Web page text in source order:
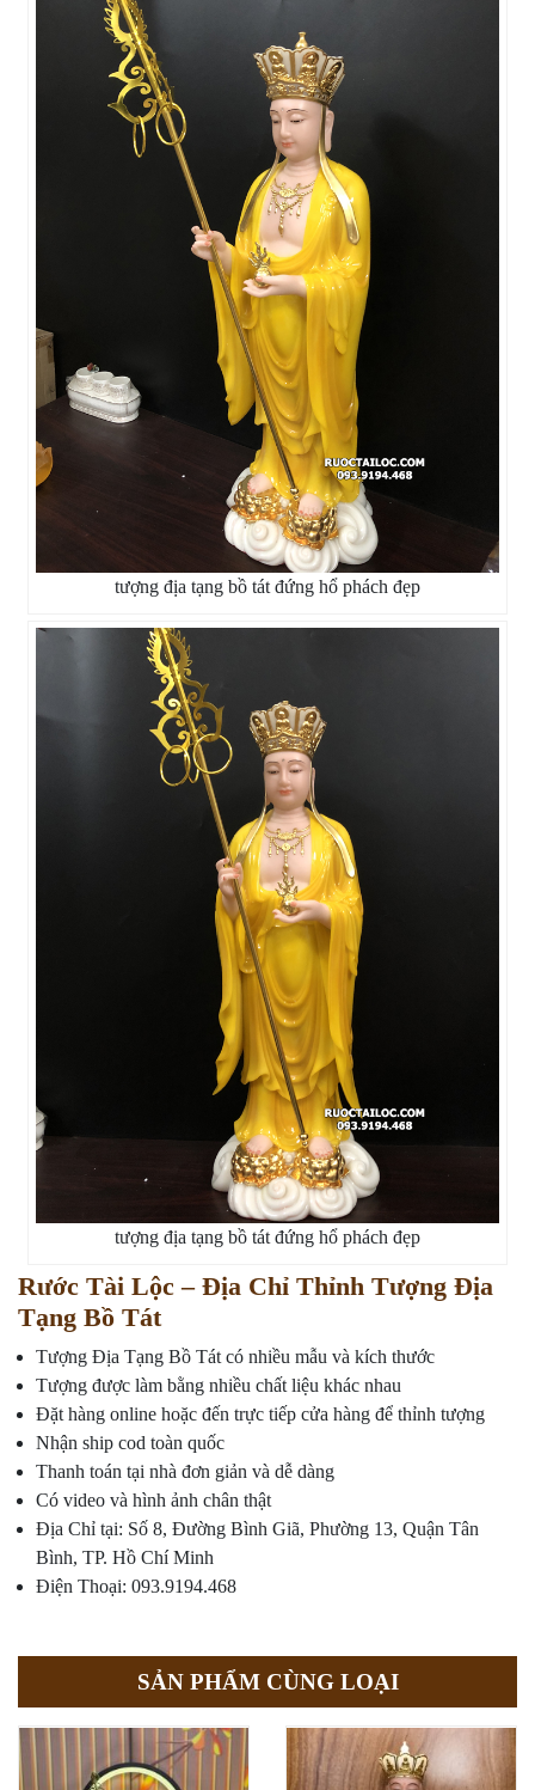
tượng địa tạng bồ tát đứng hổ phách đẹp
tượng địa tạng bồ tát đứng hổ phách đẹp
Rước Tài Lộc – Địa Chỉ Thỉnh Tượng Địa
Tạng Bồ Tát
Tượng Địa Tạng Bồ Tát có nhiều mẫu và kích thước
Tượng được làm bằng nhiều chất liệu khác nhau
Đặt hàng online hoặc đến trực tiếp cửa hàng để thỉnh tượng
Nhận ship cod toàn quốc
Thanh toán tại nhà đơn giản và dễ dàng
Có video và hình ảnh chân thật
Địa Chỉ tại: Số 8, Đường Bình Giã, Phường 13, Quận Tân
Bình, TP. Hồ Chí Minh
Điện Thoại: 093.9194.468
SẢN PHẨM CÙNG LOẠI